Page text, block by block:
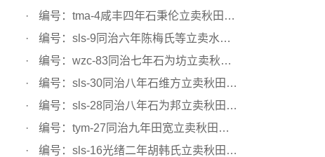
编号：tma-4咸丰四年石秉伦立卖秋田文契
编号：sls-9同治六年陈梅氏等立卖水田文契
编号：wzc-83同治七年石为坊立卖秋田文契
编号：sls-30同治八年石维方立卖秋田文契
编号：sls-28同治八年石为邦立卖秋田文契
编号：tym-27同治九年田宽立卖秋田文约
编号：sls-16光绪二年胡韩氏立卖秋田文契